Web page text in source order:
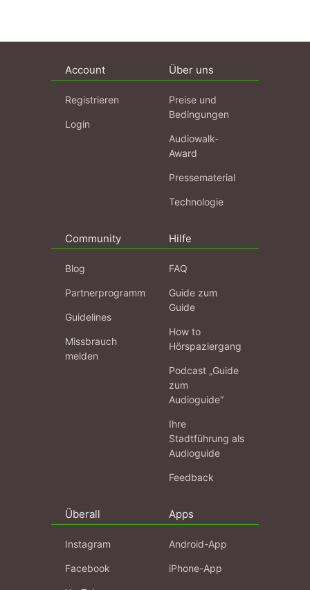
Account
Registrieren
Login
Über uns
Preise und
Bedingungen
Audiowalk-
Award
Pressematerial
Technologie
Community
Blog
Partnerprogramm
Guidelines
Missbrauch
melden
Hilfe
FAQ
Guide zum
Guide
How to
Hörspaziergang
Podcast „Guide
zum
Audioguide“
Ihre
Stadtführung als
Audioguide
Feedback
Überall
Instagram
Facebook
Apps
Android-App
iPhone-App